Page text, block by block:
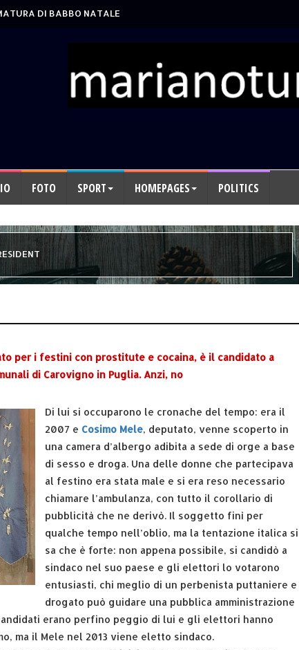
DI BABBO NATALE
IO FOTO SPORT HOMEPAGES POLITICS
per i festini con prostitute e cocaina, è il candidato a
di Carovigno in Puglia. Anzi, no
Di lui si occuparono le cronache del tempo: era il
2007 e Cosimo Mele, deputato, venne scoperto in
una camera d’albergo adibita a sede di orge a base
di sesso e droga. Una delle donne che partecipava
al festino era stata male e si era reso necessario
chiamare l’ambulanza, con tutto il corollario di
pubblicità che ne derivò. Il soggetto finì per
qualche tempo nell’oblio, ma la tentazione italica si
sa che è forte: non appena possibile, si candidò a
sindaco nel suo paese e gli elettori lo votarono
entusiasti, chi meglio di un perbenista puttaniere e
drogato può guidare una pubblica amministrazione
erano perfino peggio di lui e gli elettori hanno
ma il Mele nel 2013 viene eletto sindaco.